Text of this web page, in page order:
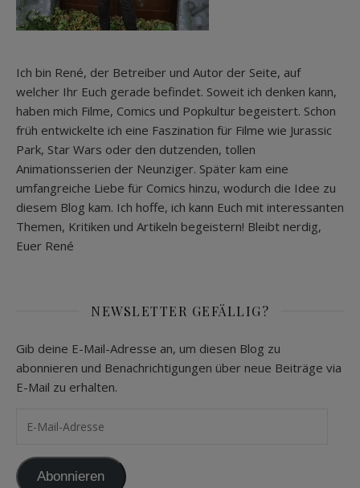
Ich bin René, der Betreiber und Autor der Seite, auf
welcher Ihr Euch gerade befindet. Soweit ich denken kann,
haben mich Filme, Comics und Popkultur begeistert. Schon
früh entwickelte ich eine Faszination für Filme wie Jurassic
Park, Star Wars oder den dutzenden, tollen
Animationsserien der Neunziger. Später kam eine
umfangreiche Liebe für Comics hinzu, wodurch die Idee zu
diesem Blog kam. Ich hoffe, ich kann Euch mit interessanten
Themen, Kritiken und Artikeln begeistern! Bleibt nerdig,
Euer René
NEWSLETTER GEFÄLLIG?
Gib deine E-Mail-Adresse an, um diesen Blog zu
abonnieren und Benachrichtigungen über neue Beiträge via
E-Mail zu erhalten.
Abonnieren